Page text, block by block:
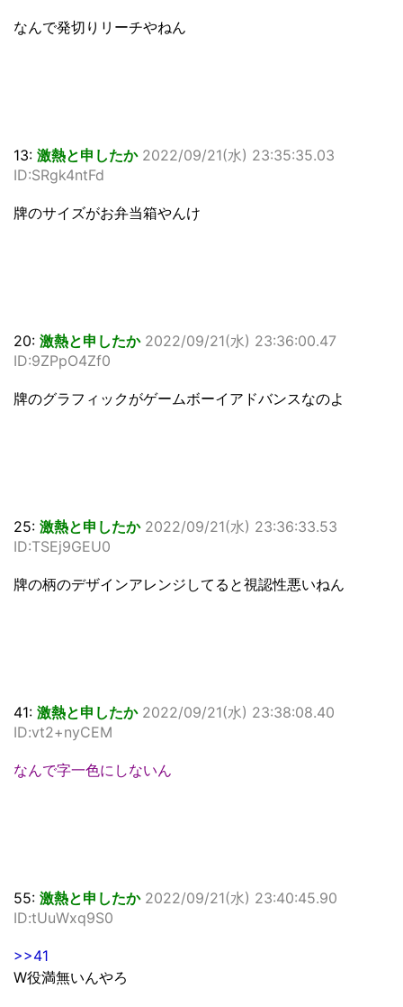
なんで発切りリーチやねん
13: 激熱と申したか 2022/09/21(水) 23:35:35.03
ID:SRgk4ntFd
牌のサイズがお弁当箱やんけ
20: 激熱と申したか 2022/09/21(水) 23:36:00.47
ID:9ZPpO4Zf0
牌のグラフィックがゲームボーイアドバンスなのよ
25: 激熱と申したか 2022/09/21(水) 23:36:33.53
ID:TSEj9GEU0
牌の柄のデザインアレンジしてると視認性悪いねん
41: 激熱と申したか 2022/09/21(水) 23:38:08.40
ID:vt2+nyCEM
なんで字一色にしないん
55: 激熱と申したか 2022/09/21(水) 23:40:45.90
ID:tUuWxq9S0
>>41
W役満無いんやろ